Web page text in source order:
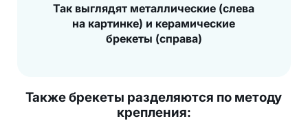
Так выглядят металлические (слева
на картинке) и керамические
брекеты (справа)
Также брекеты разделяются по методу
крепления: